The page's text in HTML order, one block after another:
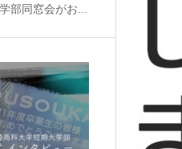
部同窓会がお...